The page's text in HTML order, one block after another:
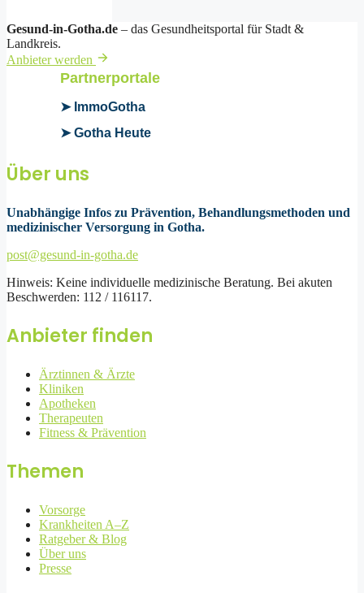
Gesund-in-Gotha.de – das Gesundheitsportal für Stadt &
Landkreis.
Anbieter werden
Partnerportale
➤ ImmoGotha
➤ Gotha Heute
Über uns
Unabhängige Infos zu Prävention, Behandlungsmethoden und
medizinischer Versorgung in Gotha.
post@gesund-in-gotha.de
Hinweis: Keine individuelle medizinische Beratung. Bei akuten
Beschwerden: 112 / 116117.
Anbieter finden
Ärztinnen & Ärzte
Kliniken
Apotheken
Therapeuten
Fitness & Prävention
Themen
Vorsorge
Krankheiten A–Z
Ratgeber & Blog
Über uns
Presse